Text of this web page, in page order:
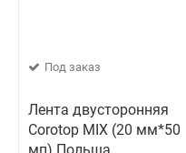
Под заказ
Лента двусторонняя
Corotop MIX (20 мм*50